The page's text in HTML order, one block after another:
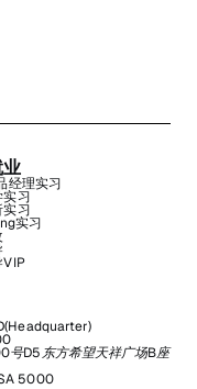
经理实习
实习
实习
实习
VIP
号D5东方希望天祥广场B座
5000